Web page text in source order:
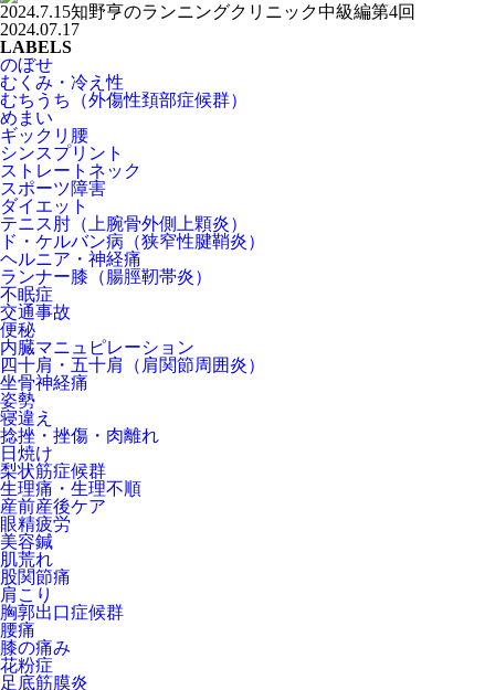
2024.7.15知野亨のランニングクリニック中級編第4回
2024.07.17
LABELS
のぼせ
むくみ・冷え性
むちうち（外傷性頚部症候群）
めまい
ギックリ腰
シンスプリント
ストレートネック
スポーツ障害
ダイエット
テニス肘（上腕骨外側上顆炎）
ド・ケルバン病（狭窄性腱鞘炎）
ヘルニア・神経痛
ランナー膝（腸脛靭帯炎）
不眠症
交通事故
便秘
内臓マニュピレーション
四十肩・五十肩（肩関節周囲炎）
坐骨神経痛
姿勢
寝違え
捻挫・挫傷・肉離れ
日焼け
梨状筋症候群
生理痛・生理不順
産前産後ケア
眼精疲労
美容鍼
肌荒れ
股関節痛
肩こり
胸郭出口症候群
腰痛
膝の痛み
花粉症
足底筋膜炎